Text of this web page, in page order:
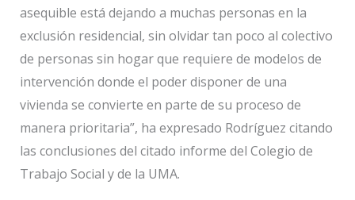
asequible está dejando a muchas personas en la
exclusión residencial, sin olvidar tan poco al colectivo
de personas sin hogar que requiere de modelos de
intervención donde el poder disponer de una
vivienda se convierte en parte de su proceso de
manera prioritaria”, ha expresado Rodríguez citando
las conclusiones del citado informe del Colegio de
Trabajo Social y de la UMA.